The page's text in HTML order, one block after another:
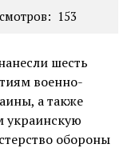
153
шесть
военно-
а также
украинскую
обороны